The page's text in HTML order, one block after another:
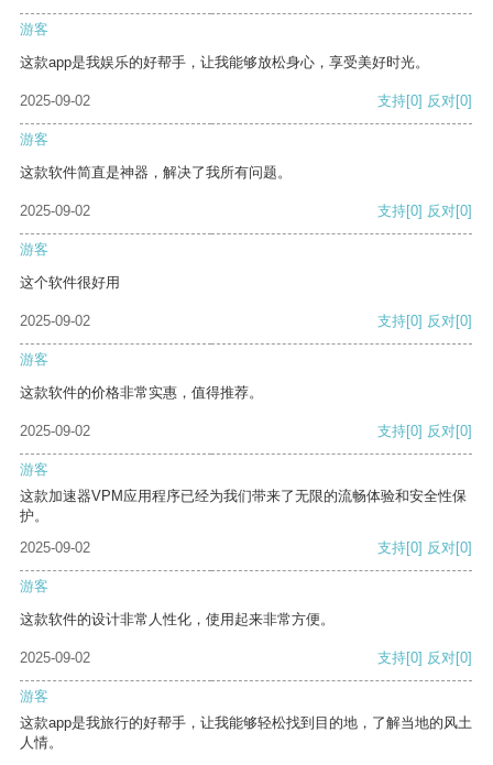
游客
这款app是我娱乐的好帮手，让我能够放松身心，享受美好时光。
2025-09-02 支持[0] 反对[0]
游客
这款软件简直是神器，解决了我所有问题。
2025-09-02 支持[0] 反对[0]
游客
这个软件很好用
2025-09-02 支持[0] 反对[0]
游客
这款软件的价格非常实惠，值得推荐。
2025-09-02 支持[0] 反对[0]
游客
这款加速器VPM应用程序已经为我们带来了无限的流畅体验和安全性保
护。
2025-09-02
支持[0] 反对[0]
游客
这款软件的设计非常人性化，使用起来非常方便。
2025-09-02 支持[0] 反对[0]
游客
这款app是我旅行的好帮手，让我能够轻松找到目的地，了解当地的风土
人情。